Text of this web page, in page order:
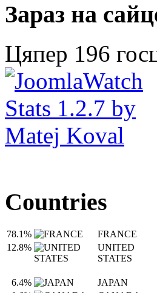
Зараз на
Цяпер 196
Countries
78.1%
FRANCE
12.8%
UNITED
STATES
6.4%
JAPAN